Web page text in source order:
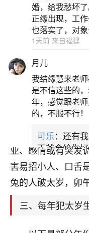
坐镇正南，岁破在
二、2026面犯太
2026年犯太
牛、属兔和属虎
岁，本命年压力大
意；属鼠的人冲
业、感情或有突发
害易招小人、口舌
兔的人破太岁，卯
三、每年犯太岁
婚，给我愁坏
正缘出现，工
也落实了，对
1天前 来自福建
月儿
我结缘慧来老
是不信这些的
年，感觉跟老
的，不服不行！
可乐：还有
天爷会给你
哪样不服都不
平安是福：
卦，认识老
17分钟前 来自湖
心若莲花